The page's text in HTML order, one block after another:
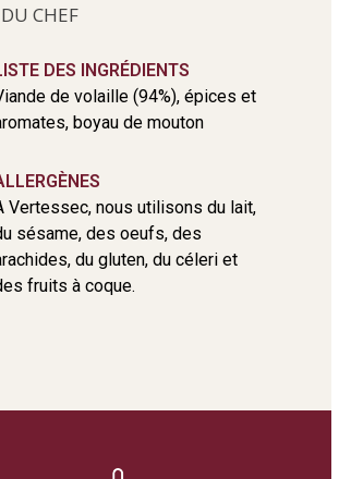
CHEF
DES INGRÉDIENTS
de volaille (94%), épices et
boyau de mouton
Vertessec, nous utilisons du lait,
sésame, des oeufs, des
du gluten, du céleri et
fruits à coque.